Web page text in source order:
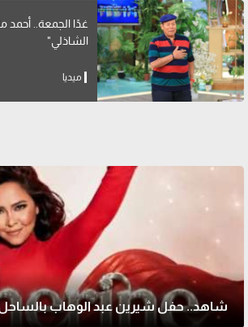
غدًا الجمعة..
الشاذلي"
ميديا
شاهد.. حفل شيرين عبد الوهاب